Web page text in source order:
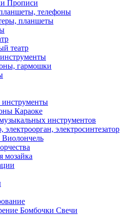
Прописи
телефоны
планшеты
театр
гармошки
Караоке
инструментов
электросинтезатор
мозайка
Бомбочки Свечи